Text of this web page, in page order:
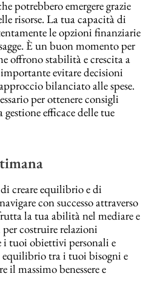
potrebbero emergere grazie
risorse. La tua capacità di
le opzioni finanziarie
È un buon momento per
offrono stabilità e crescita a
evitare decisioni
bilanciato alle spese.
per ottenere consigli
efficace delle tue
creare equilibrio e di
con successo attraverso
la tua abilità nel mediare e
costruire relazioni
i tuoi obiettivi personali e
tra i tuoi bisogni e
massimo benessere e